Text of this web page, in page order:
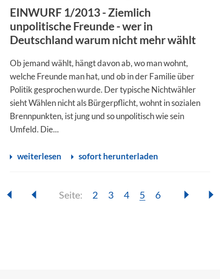
EINWURF 1/2013 - Ziemlich
unpolitische Freunde - wer in
Deutschland warum nicht mehr wählt
Ob jemand wählt, hängt davon ab, wo man wohnt,
welche Freunde man hat, und ob in der Familie über
Politik gesprochen wurde. Der typische Nichtwähler
sieht Wählen nicht als Bürgerpflicht, wohnt in sozialen
Brennpunkten, ist jung und so unpolitisch wie sein
Umfeld. Die...
weiterlesen sofort herunterladen
Seite: Seite:
2 Seite:
3 Seite:
4 Seite:
5 Seite:
6